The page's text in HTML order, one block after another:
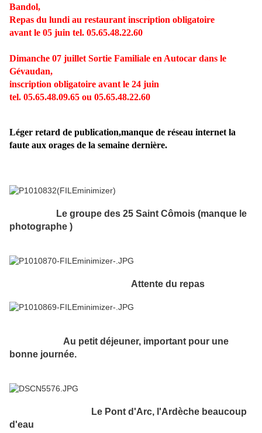
Bandol,
Repas du lundi au restaurant inscription obligatoire
avant le 05 juin tel. 05.65.48.22.60
Dimanche 07 juillet Sortie Familiale en Autocar dans le
Gévaudan,
inscription obligatoire avant le 24 juin
tel. 05.65.48.09.65 ou 05.65.48.22.60
Léger retard de publication,manque de réseau internet la
faute aux orages de la semaine dernière.
Le groupe des 25 Saint Cômois (manque le
photographe )
Attente du repas
Au petit déjeuner, important pour une
bonne journée.
Le Pont d'Arc, l'Ardèche beaucoup
d'eau